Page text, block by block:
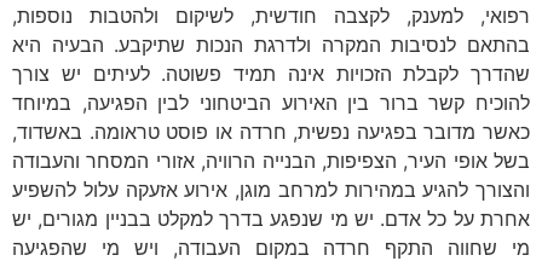
רפואי, למענק, לקצבה חודשית, לשיקום ולהטבות נוספות,
בהתאם לנסיבות המקרה ולדרגת הנכות שתיקבע. הבעיה היא
שהדרך לקבלת הזכויות אינה תמיד פשוטה. לעיתים יש צורך
להוכיח קשר ברור בין האירוע הביטחוני לבין הפגיעה, במיוחד
כאשר מדובר בפגיעה נפשית, חרדה או פוסט טראומה. באשדוד,
בשל אופי העיר, הצפיפות, הבנייה הרוויה, אזורי המסחר והעבודה
והצורך להגיע במהירות למרחב מוגן, אירוע אזעקה עלול להשפיע
אחרת על כל אדם. יש מי שנפגע בדרך למקלט בבניין מגורים, יש
מי שחווה התקף חרדה במקום העבודה, ויש מי שהפגיעה